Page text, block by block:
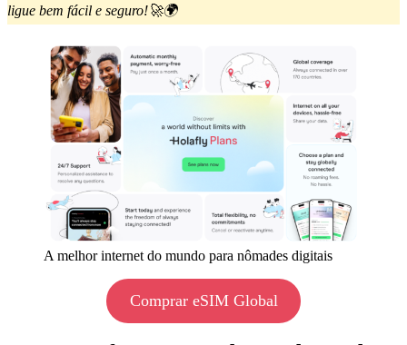
ligue bem fácil e seguro!🚀🌍
A melhor internet do mundo para nômades digitais
Comprar eSIM Global